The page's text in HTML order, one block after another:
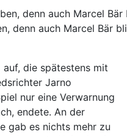
denn auch Marcel Bär
die spätestens mit
Jarno
nur eine Verwarnung
endete. An der
gab es nichts mehr zu